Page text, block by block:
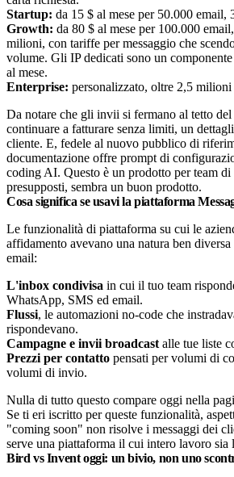
Startup: da 15 $ al mese per 50.000 email,
Growth: da 80 $ al mese per 100.000
milioni, con tariffe per messaggio che
volume. Gli IP dedicati sono un
al mese.
Enterprise: personalizzato, oltre 2,5
Da notare che gli invii si fermano al tetto
continuare a fatturare senza limiti, un
cliente. E, fedele al nuovo pubblico di
documentazione offre prompt di
coding AI. Questo è un prodotto per team di
presupposti, sembra un buon prodotto.
Cosa significa se usavi la piattaforma
Le funzionalità di piattaforma su cui le
affidamento avevano una natura ben
email:
L'inbox condivisa in cui il tuo team
WhatsApp, SMS ed email.
Flussi, le automazioni no-code che
rispondevano.
Campagne e invii broadcast alle tue liste
Prezzi per contatto pensati per volumi di
volumi di invio.
Nulla di tutto questo compare oggi nella
Se ti eri iscritto per queste funzionalità,
"coming soon" non risolve i messaggi dei
serve una piattaforma il cui intero lavoro sia
Bird vs Invent oggi: un bivio, non uno